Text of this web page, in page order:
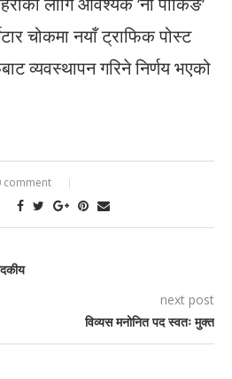
चोकमा नयाँ ट्राफिक पोस्ट
व्यवस्थापन गरिने निर्णय भएको
comment
next post
विव्यस मनोनित पद स्वतः मुक्त